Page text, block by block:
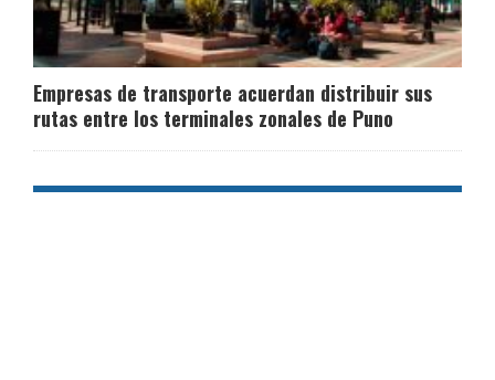
Empresas de transporte acuerdan distribuir sus
rutas entre los terminales zonales de Puno